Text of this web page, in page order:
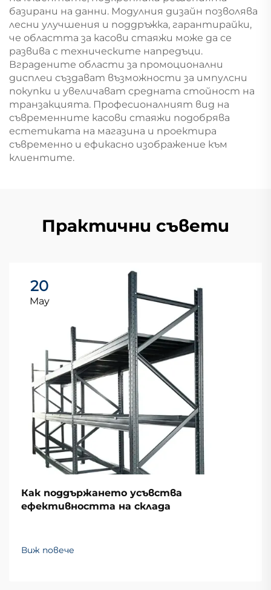
базирани на данни. Модулния дизайн позволява
лесни улучшения и поддръжка, гарантирайки,
че областта за касови стаяжи може да се
развива с техническите напредъци.
Вградените области за промоционални
дисплеи създават възможности за импулсни
покупки и увеличават средната стойност на
транзакцията. Професионалният вид на
съвременните касови стаяжи подобрява
естетиката на магазина и проектира
съвременно и ефикасно изображение към
клиентите.
Практични съвети
20
May
Как поддържането усъвства
ефективността на склада
Виж повече